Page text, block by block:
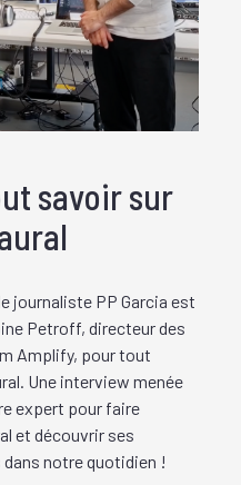
savoir sur
journaliste PP Garcia est
Petroff, directeur des
Amplify, pour tout
Une interview menée
expert pour faire
et découvrir ses
notre quotidien !